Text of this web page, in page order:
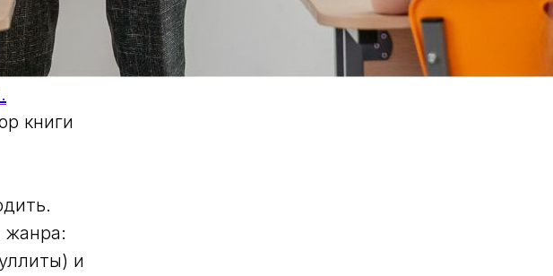
книги
жанра:
и